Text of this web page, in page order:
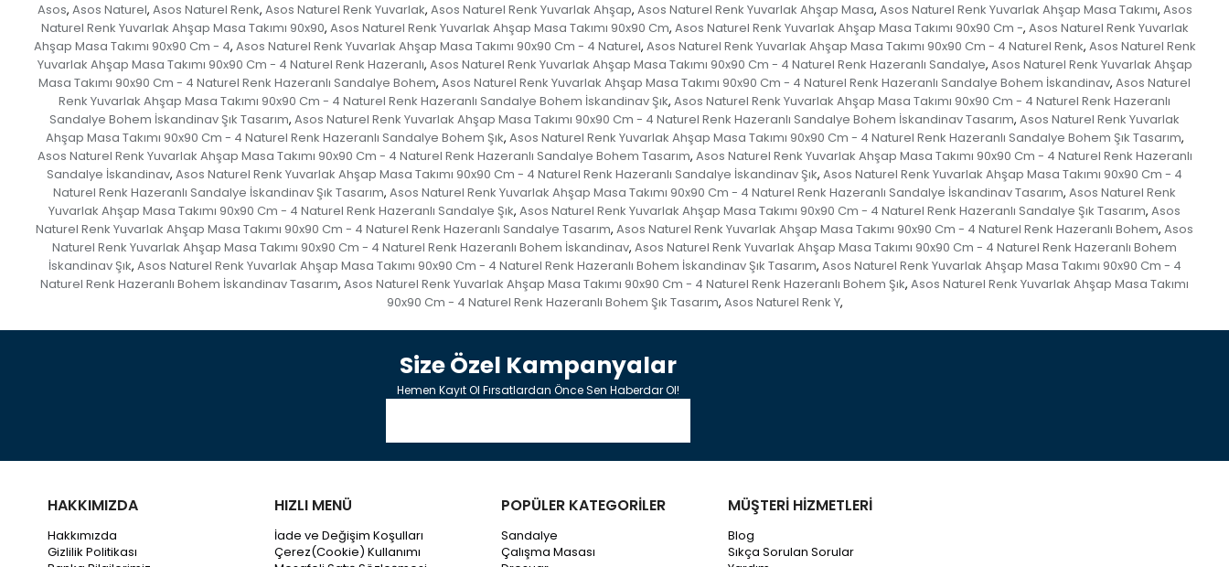
Asos, Asos Naturel, Asos Naturel Renk, Asos Naturel Renk Yuvarlak, Asos Naturel Renk Yuvarlak Ahşap, Asos Naturel Renk Yuvarlak Ahşap Masa, Asos Naturel Renk Yuvarlak Ahşap Masa Takımı, Asos
Naturel Renk Yuvarlak Ahşap Masa Takımı 90x90, Asos Naturel Renk Yuvarlak Ahşap Masa Takımı 90x90 Cm, Asos Naturel Renk Yuvarlak Ahşap Masa Takımı 90x90 Cm -, Asos Naturel Renk Yuvarlak
Ahşap Masa Takımı 90x90 Cm - 4, Asos Naturel Renk Yuvarlak Ahşap Masa Takımı 90x90 Cm - 4 Naturel, Asos Naturel Renk Yuvarlak Ahşap Masa Takımı 90x90 Cm - 4 Naturel Renk, Asos Naturel Renk
Yuvarlak Ahşap Masa Takımı 90x90 Cm - 4 Naturel Renk Hazeranlı, Asos Naturel Renk Yuvarlak Ahşap Masa Takımı 90x90 Cm - 4 Naturel Renk Hazeranlı Sandalye, Asos Naturel Renk Yuvarlak Ahşap
Masa Takımı 90x90 Cm - 4 Naturel Renk Hazeranlı Sandalye Bohem, Asos Naturel Renk Yuvarlak Ahşap Masa Takımı 90x90 Cm - 4 Naturel Renk Hazeranlı Sandalye Bohem İskandinav, Asos Naturel
Renk Yuvarlak Ahşap Masa Takımı 90x90 Cm - 4 Naturel Renk Hazeranlı Sandalye Bohem İskandinav Şık, Asos Naturel Renk Yuvarlak Ahşap Masa Takımı 90x90 Cm - 4 Naturel Renk Hazeranlı
Sandalye Bohem İskandinav Şık Tasarım, Asos Naturel Renk Yuvarlak Ahşap Masa Takımı 90x90 Cm - 4 Naturel Renk Hazeranlı Sandalye Bohem İskandinav Tasarım, Asos Naturel Renk Yuvarlak
Ahşap Masa Takımı 90x90 Cm - 4 Naturel Renk Hazeranlı Sandalye Bohem Şık, Asos Naturel Renk Yuvarlak Ahşap Masa Takımı 90x90 Cm - 4 Naturel Renk Hazeranlı Sandalye Bohem Şık Tasarım,
Asos Naturel Renk Yuvarlak Ahşap Masa Takımı 90x90 Cm - 4 Naturel Renk Hazeranlı Sandalye Bohem Tasarım, Asos Naturel Renk Yuvarlak Ahşap Masa Takımı 90x90 Cm - 4 Naturel Renk Hazeranlı
Sandalye İskandinav, Asos Naturel Renk Yuvarlak Ahşap Masa Takımı 90x90 Cm - 4 Naturel Renk Hazeranlı Sandalye İskandinav Şık, Asos Naturel Renk Yuvarlak Ahşap Masa Takımı 90x90 Cm - 4
Naturel Renk Hazeranlı Sandalye İskandinav Şık Tasarım, Asos Naturel Renk Yuvarlak Ahşap Masa Takımı 90x90 Cm - 4 Naturel Renk Hazeranlı Sandalye İskandinav Tasarım, Asos Naturel Renk
Yuvarlak Ahşap Masa Takımı 90x90 Cm - 4 Naturel Renk Hazeranlı Sandalye Şık, Asos Naturel Renk Yuvarlak Ahşap Masa Takımı 90x90 Cm - 4 Naturel Renk Hazeranlı Sandalye Şık Tasarım, Asos
Naturel Renk Yuvarlak Ahşap Masa Takımı 90x90 Cm - 4 Naturel Renk Hazeranlı Sandalye Tasarım, Asos Naturel Renk Yuvarlak Ahşap Masa Takımı 90x90 Cm - 4 Naturel Renk Hazeranlı Bohem, Asos
Naturel Renk Yuvarlak Ahşap Masa Takımı 90x90 Cm - 4 Naturel Renk Hazeranlı Bohem İskandinav, Asos Naturel Renk Yuvarlak Ahşap Masa Takımı 90x90 Cm - 4 Naturel Renk Hazeranlı Bohem
İskandinav Şık, Asos Naturel Renk Yuvarlak Ahşap Masa Takımı 90x90 Cm - 4 Naturel Renk Hazeranlı Bohem İskandinav Şık Tasarım, Asos Naturel Renk Yuvarlak Ahşap Masa Takımı 90x90 Cm - 4
Naturel Renk Hazeranlı Bohem İskandinav Tasarım, Asos Naturel Renk Yuvarlak Ahşap Masa Takımı 90x90 Cm - 4 Naturel Renk Hazeranlı Bohem Şık, Asos Naturel Renk Yuvarlak Ahşap Masa Takımı
90x90 Cm - 4 Naturel Renk Hazeranlı Bohem Şık Tasarım, Asos Naturel Renk Y,
Size Özel Kampanyalar
Hemen Kayıt Ol Fırsatlardan Önce Sen Haberdar Ol!
HAKKIMIZDA
Hakkımızda
Gizlilik Politikası
HIZLI MENÜ
İade ve Değişim Koşulları
Çerez(Cookie) Kullanımı
POPÜLER KATEGORİLER
Sandalye
Çalışma Masası
MÜŞTERİ HİZMETLERİ
Blog
Sıkça Sorulan Sorular